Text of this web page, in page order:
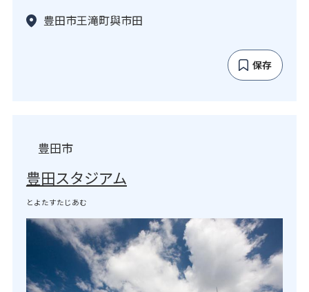
豊田市王滝町與市田
保存
豊田市
豊田スタジアム
とよたすたじあむ